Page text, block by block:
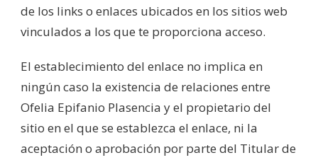
de los links o enlaces ubicados en los sitios web
vinculados a los que te proporciona acceso.
El establecimiento del enlace no implica en
ningún caso la existencia de relaciones entre
Ofelia Epifanio Plasencia y el propietario del
sitio en el que se establezca el enlace, ni la
aceptación o aprobación por parte del Titular de